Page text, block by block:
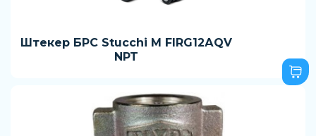
Штекер БРС Stucchi M FIRG12АQV
NPT